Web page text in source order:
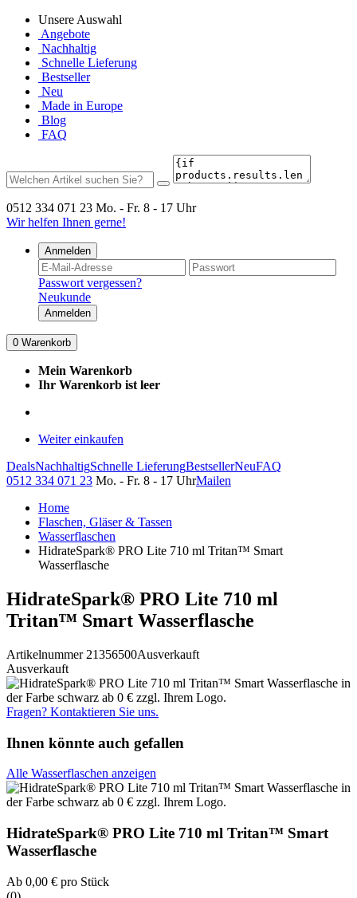
Unsere Auswahl
Angebote
Nachhaltig
Schnelle Lieferung
Bestseller
Neu
Made in Europe
Blog
FAQ
0512 334 071 23 Mo. - Fr. 8 - 17 Uhr
Wir helfen Ihnen gerne!
Anmelden
Passwort vergessen?
Neukunde
Anmelden
0 Warenkorb
Mein Warenkorb
Ihr Warenkorb ist leer
Weiter einkaufen
DealsNachhaltigSchnelle LieferungBestsellerNeuFAQ
0512 334 071 23 Mo. - Fr. 8 - 17 UhrMailen
Home
Flaschen, Gläser & Tassen
Wasserflaschen
HidrateSpark® PRO Lite 710 ml Tritan™ Smart
Wasserflasche
HidrateSpark® PRO Lite 710 ml
Tritan™ Smart Wasserflasche
Artikelnummer 21356500Ausverkauft
Ausverkauft
Fragen? Kontaktieren Sie uns.
Ihnen könnte auch gefallen
Alle Wasserflaschen anzeigen
HidrateSpark® PRO Lite 710 ml Tritan™ Smart
Wasserflasche
Ab 0,00 € pro Stück